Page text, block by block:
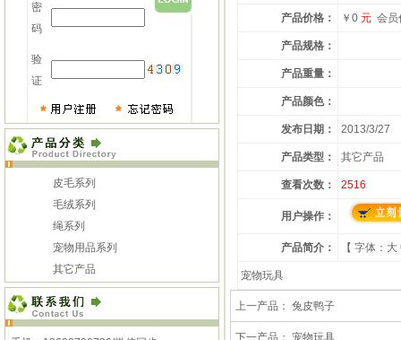
密
码
验
证
皮毛系列
毛绒系列
绳系列
宠物用品系列
其它产品
产品价格： ￥0 元会员
产品规格：
产品重量：
产品颜色：
发布日期： 2013/3/27
产品类型： 其它产品
查看次数： 2516
用户操作：
产品简介： 【 字体： 大
宠物玩具
上一产品： 兔皮鸭子
下一产品： 宠物玩具